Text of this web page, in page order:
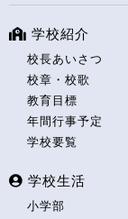
学校紹介
校長あいさつ
校章・校歌
教育目標
年間行事予定
学校要覧
学校生活
小学部